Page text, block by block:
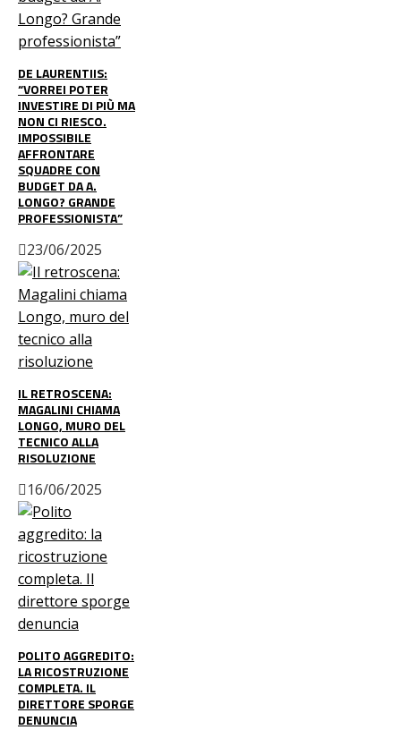
DE LAURENTIIS:
“VORREI POTER
INVESTIRE DI PIÙ MA
NON CI RIESCO.
IMPOSSIBILE
AFFRONTARE
SQUADRE CON
BUDGET DA A.
LONGO? GRANDE
PROFESSIONISTA”
23/06/2025
IL RETROSCENA:
MAGALINI CHIAMA
LONGO, MURO DEL
TECNICO ALLA
RISOLUZIONE
16/06/2025
POLITO AGGREDITO:
LA RICOSTRUZIONE
COMPLETA. IL
DIRETTORE SPORGE
DENUNCIA